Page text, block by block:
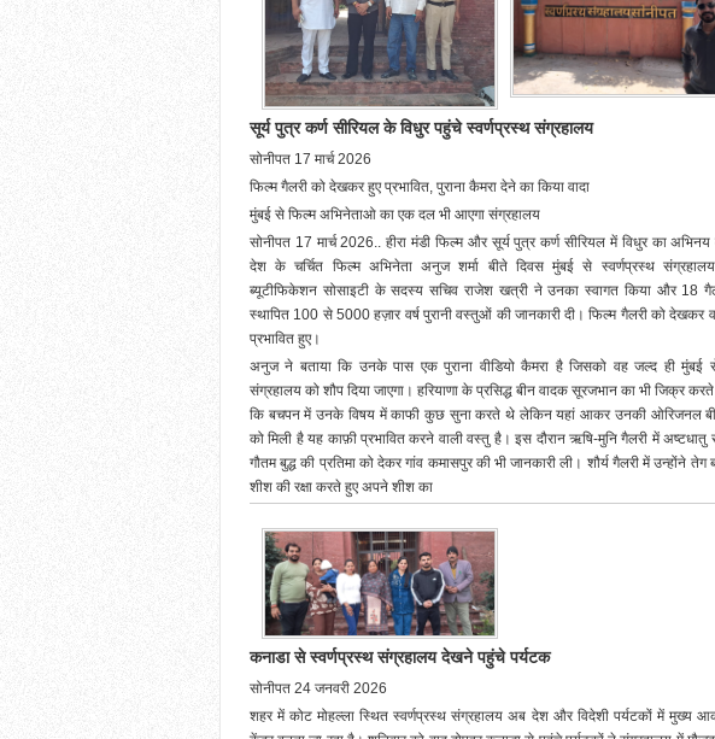
सूर्य पुत्र कर्ण सीरियल के विधुर पहुंचे स्वर्णप्रस्थ संग्रहालय
सोनीपत 17 मार्च 2026
फिल्म गैलरी को देखकर हुए प्रभावित, पुराना कैमरा देने का किया वादा
मुंबई से फिल्म अभिनेताओ का एक दल भी आएगा संग्रहालय
सोनीपत 17 मार्च 2026.. हीरा मंडी फिल्म और सूर्य पुत्र कर्ण सीरियल में विधुर का
देश के चर्चित फिल्म अभिनेता अनुज शर्मा बीते दिवस मुंबई से स्वर्णप्रस्थ
ब्यूटीफिकेशन सोसाइटी के सदस्य सचिव राजेश खत्री ने उनका स्वागत किया और 18
स्थापित 100 से 5000 हज़ार वर्ष पुरानी वस्तुओं की जानकारी दी। फिल्म गैलरी को देखकर
प्रभावित हुए।
अनुज ने बताया कि उनके पास एक पुराना वीडियो कैमरा है जिसको वह जल्द ही मुंबई
संग्रहालय को शौप दिया जाएगा। हरियाणा के प्रसिद्ध बीन वादक सूरजभान का भी जिक्र
कि बचपन में उनके विषय में काफी कुछ सुना करते थे लेकिन यहां आकर उनकी ओरिजनल
को मिली है यह काफ़ी प्रभावित करने वाली वस्तु है। इस दौरान ऋषि-मुनि गैलरी में अष्टधातु से
गौतम बुद्ध की प्रतिमा को देकर गांव कमासपुर की भी जानकारी ली। शौर्य गैलरी में उन्होंने तेग
शीश की रक्षा करते हुए अपने शीश का
कनाडा से स्वर्णप्रस्थ संग्रहालय देखने पहुंचे पर्यटक
सोनीपत 24 जनवरी 2026
शहर में कोट मोहल्ला स्थित स्वर्णप्रस्थ संग्रहालय अब देश और विदेशी पर्यटकों में मुख्य